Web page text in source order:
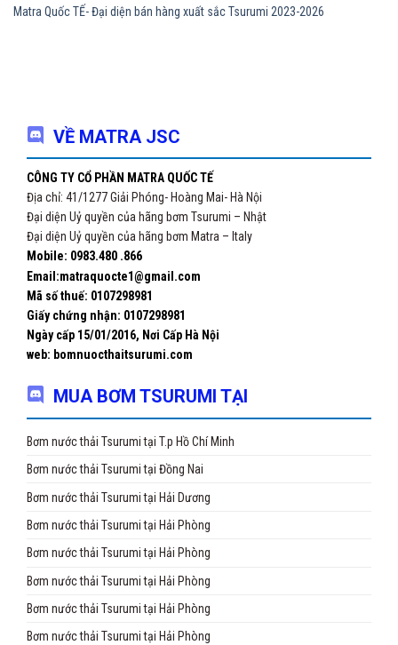
Matra Quốc TẾ- Đại diện bán hàng xuất sắc Tsurumi 2023-2026
VỀ MATRA JSC
CÔNG TY CỔ PHẦN MATRA QUỐC TẾ
Địa chỉ: 41/1277 Giải Phóng- Hoàng Mai- Hà Nội
Đại diện Uỷ quyền của hãng bơm Tsurumi – Nhật
Đại diện Uỷ quyền của hãng bơm Matra – Italy
Mobile: 0983.480 .866
Email:matraquocte1@gmail.com
Mã số thuế: 0107298981
Giấy chứng nhận: 0107298981
Ngày cấp 15/01/2016, Nơi Cấp Hà Nội
web: bomnuocthaitsurumi.com
MUA BƠM TSURUMI TẠI
Bơm nước thải Tsurumi tại T.p Hồ Chí Minh
Bơm nước thải Tsurumi tại Đồng Nai
Bơm nước thải Tsurumi tại Hải Dương
Bơm nước thải Tsurumi tại Hải Phòng
Bơm nước thải Tsurumi tại Hải Phòng
Bơm nước thải Tsurumi tại Hải Phòng
Bơm nước thải Tsurumi tại Hải Phòng
Bơm nước thải Tsurumi tại Hải Phòng